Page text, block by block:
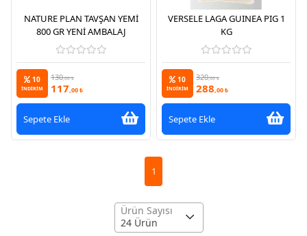
NATURE PLAN TAVŞAN YEMİ
800 GR YENİ AMBALAJ
10
İNDİRİM
130,00 ₺
117,00 ₺
Sepete Ekle
VERSELE LAGA GUINEA PIG 1
KG
10
İNDİRİM
320,00 ₺
288,00 ₺
Sepete Ekle
1
Ürün Sayısı
24 Ürün